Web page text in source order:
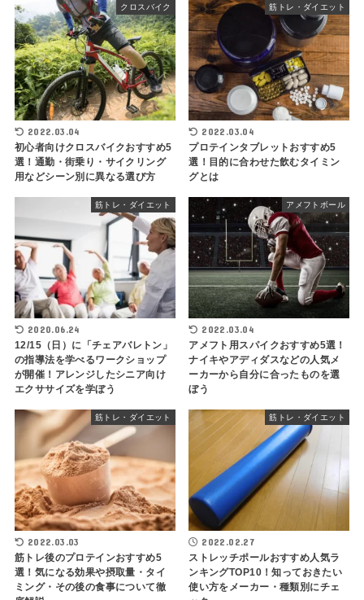
クロスバイク
2022.03.04
初心者向けクロスバイクおすすめ5
選！通勤・街乗り・サイクリング
用などシーン別に異なる選び方
筋トレ・ダイエット
2022.03.04
プロテインタブレットおすすめ5
選！目的に合わせた飲むタイミン
グとは
筋トレ・ダイエット
2020.06.24
12/15（日）に「チェアバレトン」
の指導法を学べるワークショップ
が開催！アレンジしたシニア向け
エクササイズを学ぼう
アメフトボール
2022.03.04
アメフト用スパイクおすすめ5選！
ナイキやアディダスなどの人気メ
ーカーから自分に合ったものを選
ぼう
筋トレ・ダイエット
2022.03.03
筋トレ後のプロテインおすすめ5
選！気になる効果や摂取量・タイ
ミング・その後の食事について徹
筋トレ・ダイエット
2022.02.27
ストレッチポールおすすめ人気ラ
ンキングTOP10！知っておきたい
使い方をメーカー・種類別にチェ